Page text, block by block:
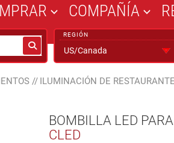
COMPAÑÍA
REGIÓN
// ILUMINACIÓN DE RESTAURANTE
BOMBILLA LED
CLED